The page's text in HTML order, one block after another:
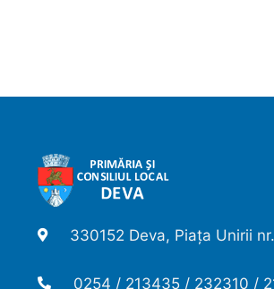
330152 Deva, Piața Unirii
0254 / 213435 / 232310 /